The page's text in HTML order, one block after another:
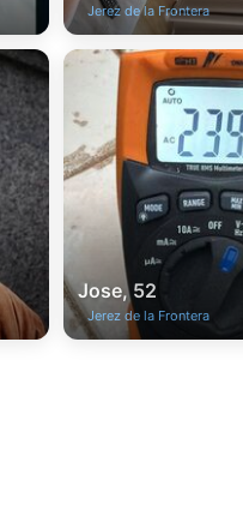
Jerez de la Frontera
Jose, 52
Jerez de la Frontera